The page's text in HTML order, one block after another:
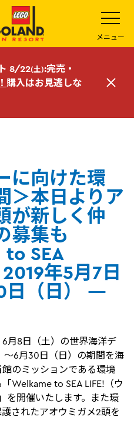
メ
ニ
ュ
ー
を
開
メニュー
8/22(土):完売・
購入はお見逃しな
閉
に向けた環
＞本日よりア
が新しく仲
募集も
to SEA
年5月7日
日（日） ―
月8日（土）の世界海洋デ
～6月30日（日）の期間を海
のミッションである環境
Welkame to SEA LIFE!（ウ
を開催いたします。また環
されたアオウミガメ2頭を